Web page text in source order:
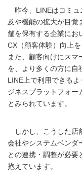
昨今、LINEはコミュ
及や機能の拡大が目覚
舗を保有する企業にお
CX（顧客体験）向上
また、顧客向けにスマ
を、より多くの方に自
LINE上で利用できる
ジネスプラットフォー
とみられています。
しかし、こうした店
会社やシステムベンダ
との連携・調整が必要
抱えています。